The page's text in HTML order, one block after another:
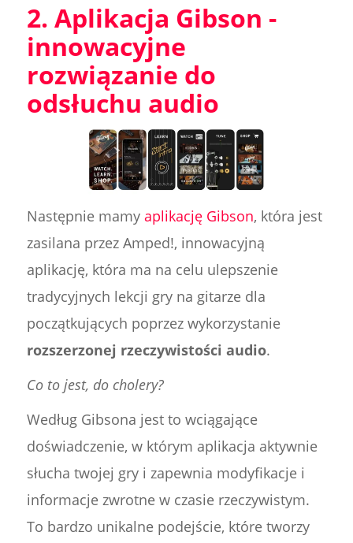
2. Aplikacja Gibson -
innowacyjne
rozwiązanie do
odsłuchu audio
Następnie mamy aplikację Gibson, która jest
zasilana przez Amped!, innowacyjną
aplikację, która ma na celu ulepszenie
tradycyjnych lekcji gry na gitarze dla
początkujących poprzez wykorzystanie
rozszerzonej rzeczywistości audio.
Co to jest, do cholery?
Według Gibsona jest to wciągające
doświadczenie, w którym aplikacja aktywnie
słucha twojej gry i zapewnia modyfikacje i
informacje zwrotne w czasie rzeczywistym.
To bardzo unikalne podejście, które tworzy